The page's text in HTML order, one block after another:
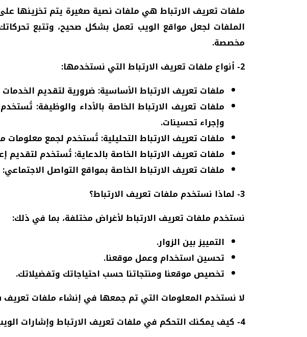
ملفات تعريف الارتباط هي ملفات نصية صغيرة يتم تخزينها
الملفات لجعل مواقع الويب تعمل بشكل صحيح، وتتبع
مخصصة.
2- أنواع ملفات تعريف الارتباط التي نستخدمها:
ملفات تعريف الارتباط الأساسية: ضرورية لتقديم
ملفات تعريف الارتباط الخاصة بالأداء والوظيفة:
وإجراء تحسينات.
ملفات تعريف الارتباط التحليلية: تُستخدم لجمع معلومات
ملفات تعريف الارتباط الخاصة بالدعاية: تُستخدم لتقديم
ملفات تعريف الارتباط الخاصة بمواقع التواصل الاجتماعي:
3- لماذا نستخدم ملفات تعريف الارتباط؟
نستخدم ملفات تعريف الارتباط لأغراض مختلفة، بما في ذلك:
التمييز بين الزوار.
تحسين استخدام وعمل موقعنا.
تخصيص موقعنا ومنتجاتنا حسب احتياجاتك وتفضيلاتك.
لا نستخدم المعلومات التي تم جمعها في إنشاء ملفات تعريف
4- كيف يمكنك التحكم في ملفات تعريف الارتباط وإشارات الويب؟